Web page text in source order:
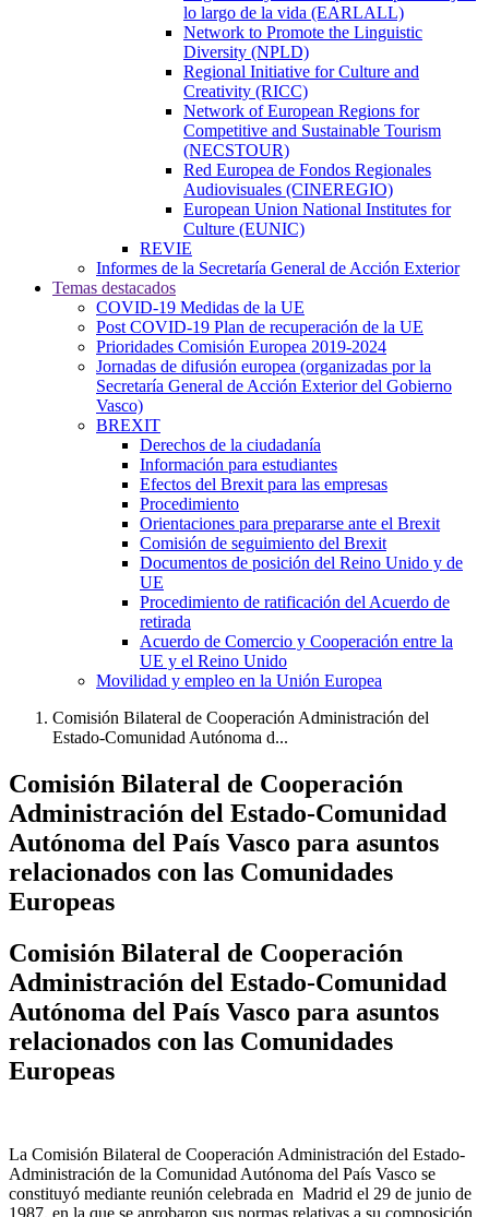
lo largo de la vida (EARLALL)
Network to Promote the Linguistic
Diversity (NPLD)
Regional Initiative for Culture and
Creativity (RICC)
Network of European Regions for
Competitive and Sustainable Tourism
(NECSTOUR)
Red Europea de Fondos Regionales
Audiovisuales (CINEREGIO)
European Union National Institutes for
Culture (EUNIC)
REVIE
Informes de la Secretaría General de Acción Exterior
Temas destacados
COVID-19 Medidas de la UE
Post COVID-19 Plan de recuperación de la UE
Prioridades Comisión Europea 2019-2024
Jornadas de difusión europea (organizadas por la
Secretaría General de Acción Exterior del Gobierno
Vasco)
BREXIT
Derechos de la ciudadanía
Información para estudiantes
Efectos del Brexit para las empresas
Procedimiento
Orientaciones para prepararse ante el Brexit
Comisión de seguimiento del Brexit
Documentos de posición del Reino Unido y de
UE
Procedimiento de ratificación del Acuerdo de
retirada
Acuerdo de Comercio y Cooperación entre la
UE y el Reino Unido
Movilidad y empleo en la Unión Europea
Comisión Bilateral de Cooperación Administración del
Estado-Comunidad Autónoma d...
Comisión Bilateral de Cooperación
Administración del Estado-Comunidad
Autónoma del País Vasco para asuntos
relacionados con las Comunidades
Europeas
Comisión Bilateral de Cooperación
Administración del Estado-Comunidad
Autónoma del País Vasco para asuntos
relacionados con las Comunidades
Europeas
La Comisión Bilateral de Cooperación Administración del Estado-
Administración de la Comunidad Autónoma del País Vasco se
constituyó mediante reunión celebrada en Madrid el 29 de junio de
1987, en la que se aprobaron sus normas relativas a su composición